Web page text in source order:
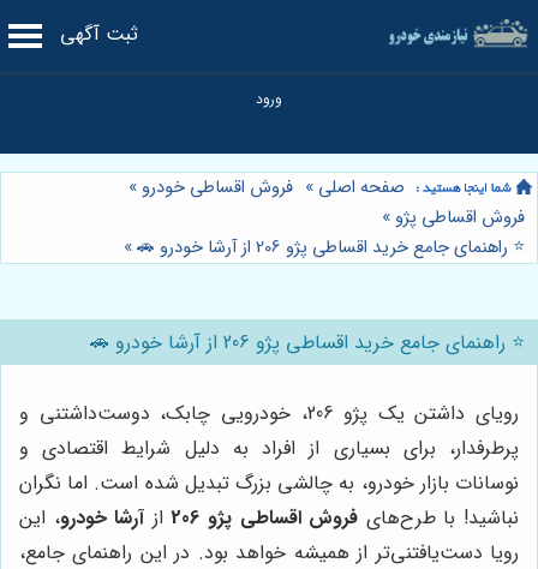
ثبت آگهی
صفحه اصلی » فروش اقساطی خودرو »
فروش اقساطی پژو »
⭐️ راهنمای جامع خرید اقساطی پژو 206 از آرشا خودرو 🚗
»
⭐️ راهنمای جامع خرید اقساطی پژو 206 از آرشا خودرو 🚗
رویای داشتن یک پژو 206، خودرویی چابک، دوست‌داشتنی و
پرطرفدار، برای بسیاری از افراد به دلیل شرایط اقتصادی و
نوسانات بازار خودرو، به چالشی بزرگ تبدیل شده است. اما نگران
نباشید! با طرح‌های فروش اقساطی پژو 206 ازآرشا خودرو، این
رویا دست‌یافتنی‌تر از همیشه خواهد بود. در این راهنمای جامع،